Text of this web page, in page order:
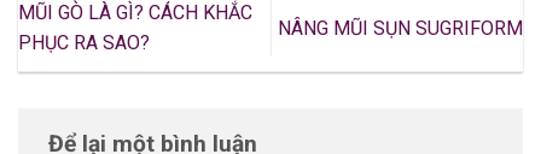
MŨI GÒ LÀ GÌ? CÁCH KHẮC
PHỤC RA SAO?
NÂNG MŨI SỤN SUGRIFORM
Để lại một bình luận